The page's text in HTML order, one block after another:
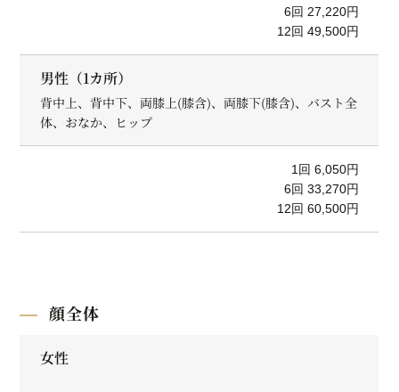
6回 27,220円
12回 49,500円
男性（1カ所）
背中上、背中下、両膝上(膝含)、両膝下(膝含)、バスト全
体、おなか、ヒップ
1回 6,050円
6回 33,270円
12回 60,500円
顔全体
女性